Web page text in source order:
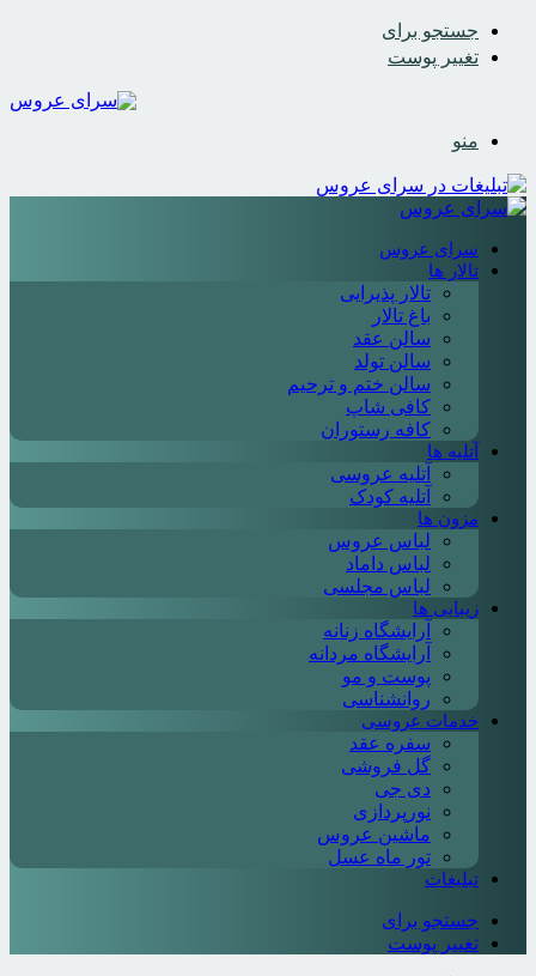
جستجو برای
تغییر پوست
منو
سرای عروس
تالار ها
تالار پذیرایی
باغ تالار
سالن عقد
سالن تولد
سالن ختم و ترحیم
کافی شاپ
کافه رستوران
آتلیه ها
آتلیه عروسی
آتلیه کودک
مزون ها
لباس عروس
لباس داماد
لباس مجلسی
زیبایی ها
آرایشگاه زنانه
آرایشگاه مردانه
پوست و مو
روانشناسی
خدمات عروسی
سفره عقد
گل فروشی
دی جی
نورپردازی
ماشین عروس
تور ماه عسل
تبلیغات
جستجو برای
تغییر پوست